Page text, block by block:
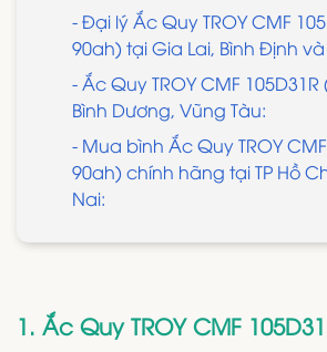
- Đại lý Ắc Quy TROY CMF
90ah) tại Gia Lai, Bình Định và
- Ắc Quy TROY CMF
Bình Dương, Vũng Tàu:
- Mua bình Ắc Quy TROY
90ah) chính hãng tại TP Hồ
Nai:
1. Ắc Quy TROY CMF